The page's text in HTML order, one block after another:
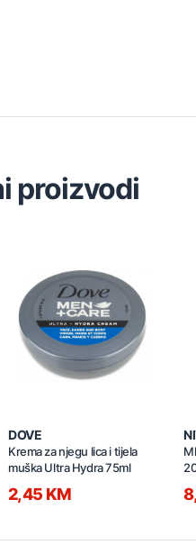
proizvodi
DOVE
Krema za njegu lica i tijela
muška Ultra Hydra 75ml
2,45 KM